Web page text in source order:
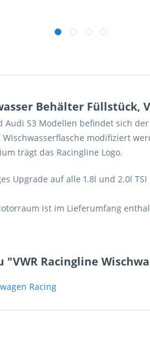
Behälter Füllstück,
S3 Modellen befindet sich
modifiziert
trägt das Racingline Logo.
Upgrade auf alle 1.8l und 2.0l
ist im Lieferumfang
Racingline
Racing